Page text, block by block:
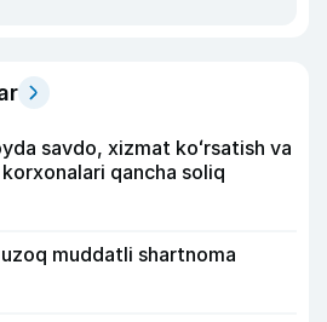
savdo, xizmat koʻrsatish va
qancha soliq
muddatli shartnoma